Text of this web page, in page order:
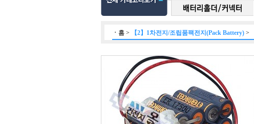
ㆍ 홈 > 【2】1차전지/조립품팩전지(Pack Battery) >